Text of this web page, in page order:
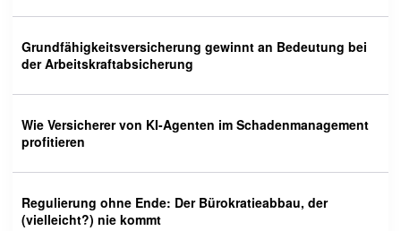
Grundfähigkeitsversicherung gewinnt an Bedeutung bei
der Arbeitskraftabsicherung
Wie Versicherer von KI-Agenten im Schadenmanagement
profitieren
Regulierung ohne Ende: Der Bürokratieabbau, der
(vielleicht?) nie kommt